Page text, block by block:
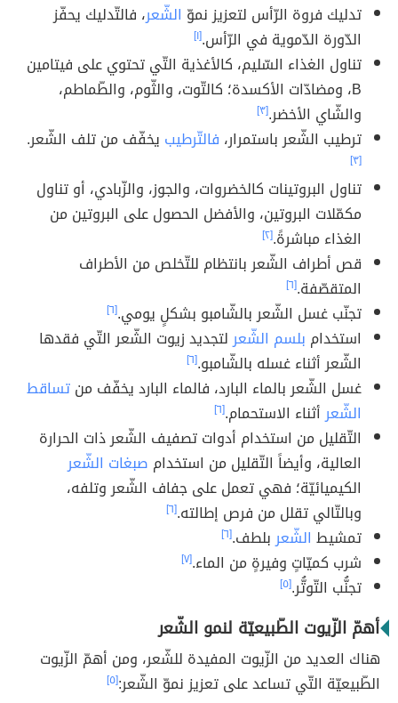
تدليك فروة الرّأس لتعزيز نموّ الشّعر، فالتّدليك يحفّز
الدّورة الدّموية في الرّأس.[١]
تناول الغذاء السّليم، كالأغذية التّي تحتوي على فيتامين
B، ومضادّات الأكسدة؛ كالتّوت، والثّوم، والطّماطم،
والشّاي الأخضر.[٣]
ترطيب الشّعر باستمرار، فالتّرطيب يخفّف من تلف الشّعر.
[٣]
تناول البروتينات كالخضروات، والجوز، والزّبادي، أو تناول
مكمّلات البروتين، والأفضل الحصول على البروتين من
الغذاء مباشرةً.[٢]
قص أطراف الشّعر بانتظام للتّخلص من الأطراف
المتقصّفة.[٦]
تجنّب غسل الشّعر بالشّامبو بشكلٍ يومي.[٦]
استخدام بلسم الشّعرلتجديد زيوت الشّعر التّي فقدها
الشّعر أثناء غسله بالشّامبو.[٦]
غسل الشّعر بالماء البارد، فالماء البارد يخفّف منتساقط
الشّعرأثناء الاستحمام.[٦]
التّقليل من استخدام أدوات تصفيف الشّعر ذات الحرارة
العالية، وأيضاً التّقليل من استخدام صبغات الشّعر
الكيميائيّة؛ فهي تعمل على جفاف الشّعر وتلفه،
وبالتّالي تقلل من فرص إطالته.[٦]
تمشيط الشّعربلطف.[٦]
شرب كميّاتٍ وفيرةٍ من الماء.[٧]
تجنُّب التّوتُّر.[٥]
أهمّ الزّيوت الطّبيعيّة لنمو الشّعر
هناك العديد من الزّيوت المفيدة للشّعر، ومن أهمّ الزّيوت
الطّبيعيّة التّي تساعد على تعزيز نموّ الشّعر:[٥]